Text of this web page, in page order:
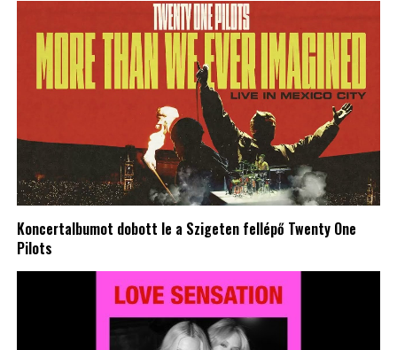
Koncertalbumot dobott le a Szigeten fellépő Twenty One
Pilots